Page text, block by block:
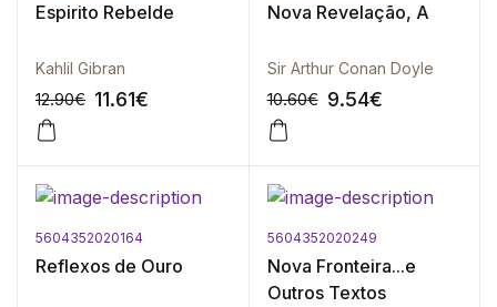
Espirito Rebelde
Kahlil Gibran
12.90€ 11.61€
Nova Revelação, A
Sir Arthur Conan Doyle
10.60€ 9.54€
5604352020164
Reflexos de Ouro
5604352020249
Nova Fronteira...e
Outros Textos